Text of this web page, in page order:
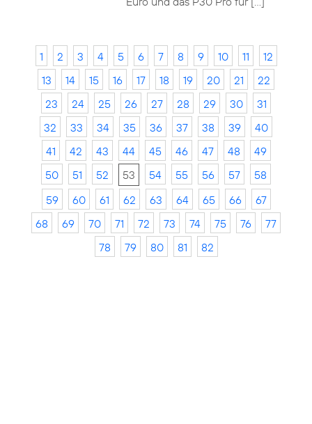
1 2 3 4 5 6 7 8 9 10 11
12
13
14 15 16 17 18 19 20 21
22
23
24 25 26 27 28 29 30
31
32
33 34 35 36 37 38 39
40
41
42 43 44 45 46 47 48
49
50
51 52 53 54 55 56 57
58
59
60 61 62 63 64 65 66
67
68
69 70 71 72 73 74 75 76
77
78
79 80 81 82